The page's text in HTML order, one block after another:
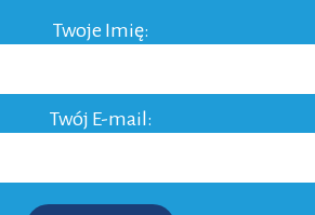
Twoje Imię:
Twój E-mail: